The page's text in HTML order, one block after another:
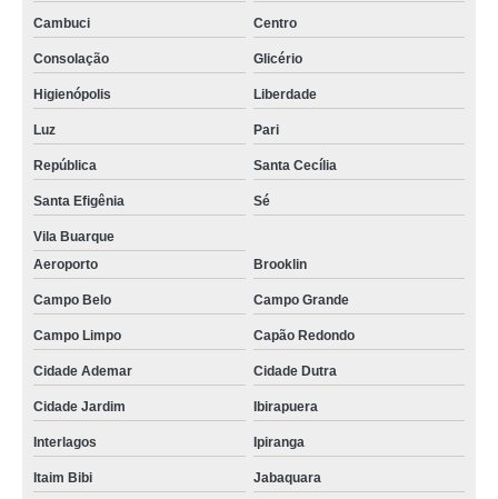
Cambuci Centro
Consolação Glicério
Higienópolis Liberdade
Luz Pari
República Santa Cecília
Santa Efigênia Sé
Vila Buarque
Aeroporto
Brooklin
Campo Belo Campo Grande
Campo Limpo Capão Redondo
Cidade Ademar Cidade Dutra
Cidade Jardim Ibirapuera
Interlagos Ipiranga
Itaim Bibi Jabaquara